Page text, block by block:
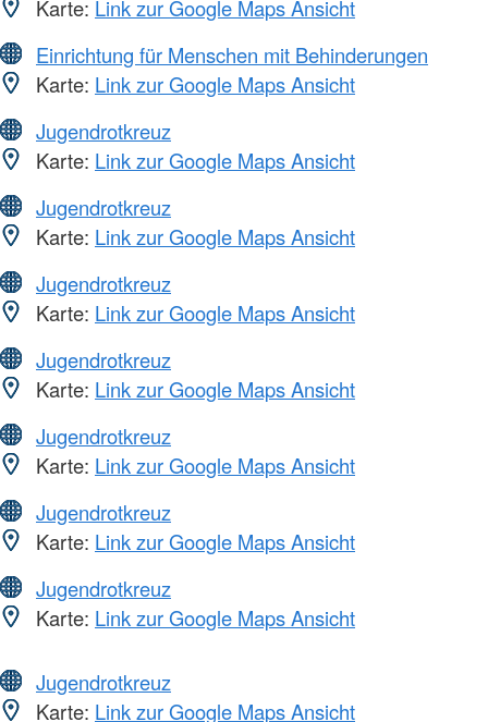
Karte: Link zur Google Maps Ansicht
Einrichtung für Menschen mit Behinderungen
Karte: Link zur Google Maps Ansicht
Jugendrotkreuz
Karte: Link zur Google Maps Ansicht
Jugendrotkreuz
Karte: Link zur Google Maps Ansicht
Jugendrotkreuz
Karte: Link zur Google Maps Ansicht
Jugendrotkreuz
Karte: Link zur Google Maps Ansicht
Jugendrotkreuz
Karte: Link zur Google Maps Ansicht
Jugendrotkreuz
Karte: Link zur Google Maps Ansicht
Jugendrotkreuz
Karte: Link zur Google Maps Ansicht
Jugendrotkreuz
Karte: Link zur Google Maps Ansicht